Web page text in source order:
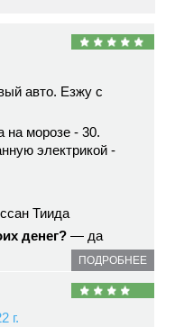
авто. Езжу с
на морозе - 30.
электрикой -
Тиида
денег? — да
ПОДРОБНЕЕ
г.